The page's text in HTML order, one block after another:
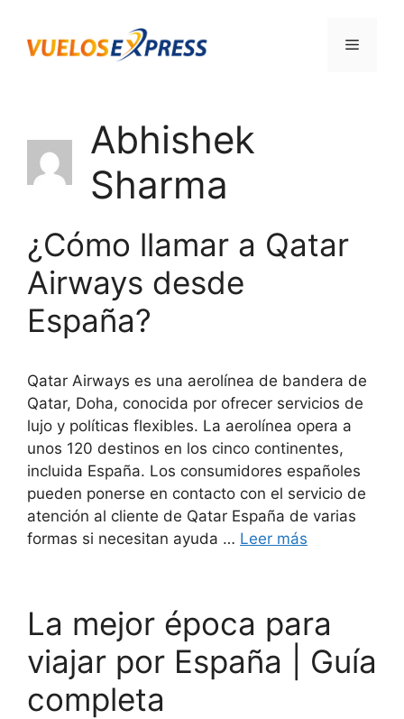
contenido
Menú
Abhishek
Sharma
¿Cómo llamar a Qatar
Airways desde
España?
Qatar Airways es una aerolínea de bandera de
Qatar, Doha, conocida por ofrecer servicios de
lujo y políticas flexibles. La aerolínea opera a
unos 120 destinos en los cinco continentes,
incluida España. Los consumidores españoles
pueden ponerse en contacto con el servicio de
atención al cliente de Qatar España de varias
formas si necesitan ayuda … Leer más
La mejor época para
viajar por España | Guía
completa